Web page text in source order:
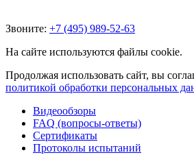
Звоните: +7 (495) 989-52-63
На сайте используются файлы cookie.
Продолжая использовать сайт, вы
политикой обработки персональных
Видеообзоры
FAQ (вопросы-ответы)
Сертификаты
Протоколы испытаний